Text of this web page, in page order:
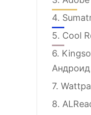
4.
5. Cool
6.
Андроид
7.
8.